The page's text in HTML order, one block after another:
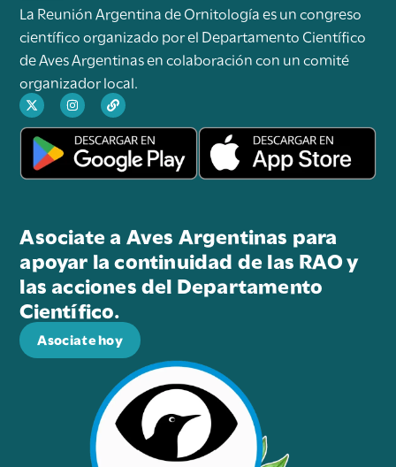
La Reunión Argentina de Ornitología es un congreso
científico organizado por el Departamento Científico
de Aves Argentinas en colaboración con un comité
organizador local.
Asociate a Aves Argentinas para
apoyar la continuidad de las RAO y
las acciones del Departamento
Científico.
Asociate hoy